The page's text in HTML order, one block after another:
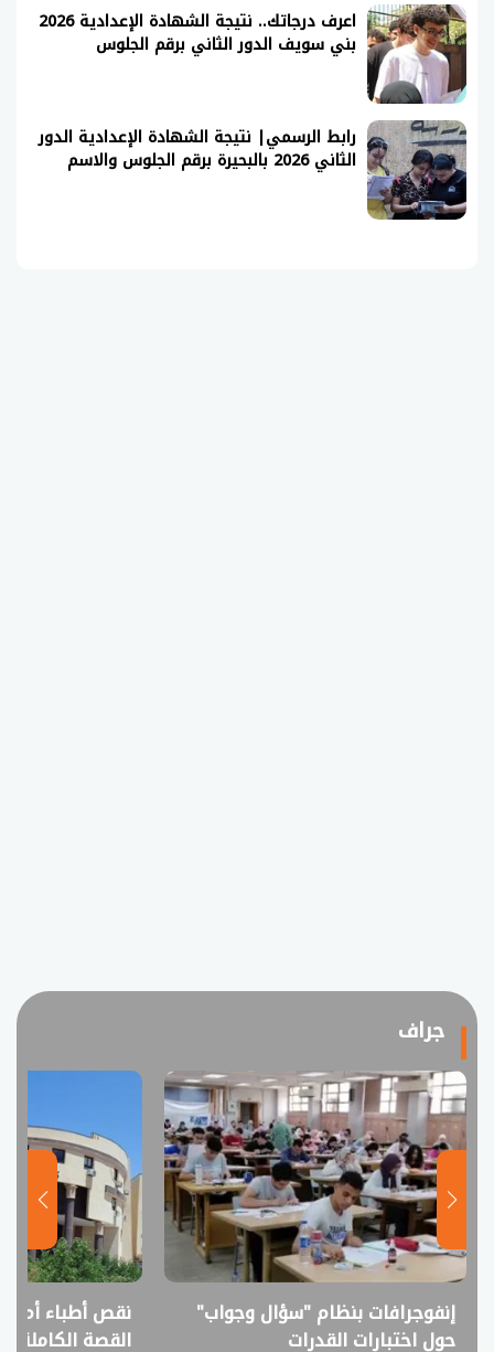
اعرف درجاتك.. نتيجة الشهادة الإعدادية 2026
بني سويف الدور الثاني برقم الجلوس
رابط الرسمي| نتيجة الشهادة الإعدادية الدور
الثاني 2026 بالبحيرة برقم الجلوس والاسم
جراف
إنفوجرافات بنظام "سؤال وجواب"
حول اختبارات القدرات
نقص أطباء أم
القصة الكاملة